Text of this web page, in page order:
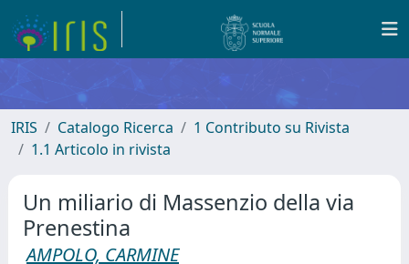
IRIS Catalogo Ricerca
1 Contributo su Rivista
1.1 Articolo in rivista
Un miliario di Massenzio della via
Prenestina
AMPOLO, CARMINE